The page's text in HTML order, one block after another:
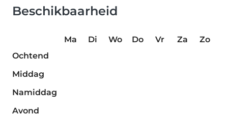
Beschikbaarheid
Ma Di Wo Do Vr Za
Zo
Ochtend
Middag
Namiddag
Avond